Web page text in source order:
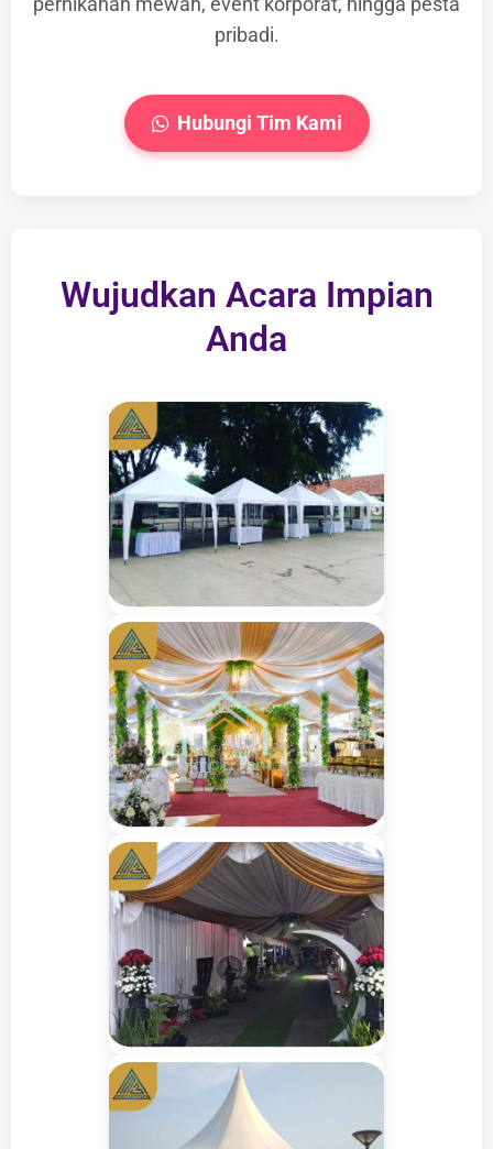
pernikahan mewah, event korporat, hingga pesta
pribadi.
Hubungi Tim Kami
Wujudkan Acara Impian
Anda